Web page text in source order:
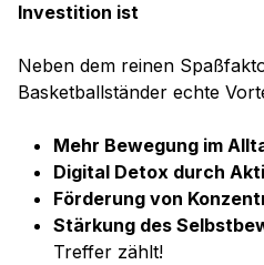
Investition ist
Neben dem reinen
Basketballständer echte
Mehr Bewegung im
Digital Detox durch
Förderung von
Stärkung des
Treffer zählt!